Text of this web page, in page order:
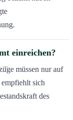
einreichen?
müssen nur auf
sich
des